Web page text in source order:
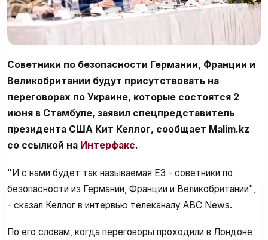
Советники по безопасности Германии, Франции и
Великобритании будут присутствовать на
переговорах по Украине, которые состоятся 2
июня в Стамбуле, заявил спецпредставитель
президента США Кит Келлог, сообщает Malim.kz
со ссылкой на Интерфакс.
"И с нами будет так называемая Е3 - советники по
безопасности из Германии, Франции и Великобритании",
- сказал Келлог в интервью телеканалу ABC News.
По его словам, когда переговоры проходили в Лондоне